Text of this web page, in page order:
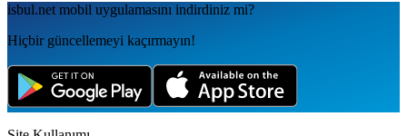
isbul.net mobil uygulamаsını indirdiniz mi?
Hiçbir güncellemeyi kaçırmayın!